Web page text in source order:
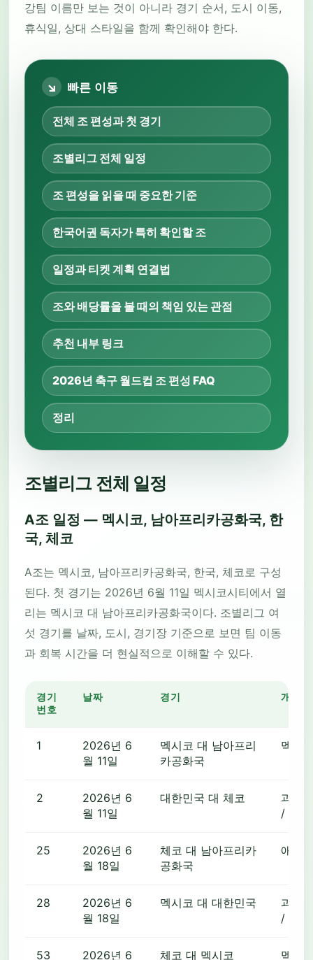
강팀 이름만 보는 것이 아니라 경기 순서, 도시 이동,
휴식일, 상대 스타일을 함께 확인해야 한다.
빠른 이동
전체 조 편성과 첫 경기
조별리그 전체 일정
조 편성을 읽을 때 중요한 기준
한국어권 독자가 특히 확인할 조
일정과 티켓 계획 연결법
조와 배당률을 볼 때의 책임 있는 관점
추천 내부 링크
2026년 축구 월드컵 조 편성 FAQ
정리
조별리그 전체 일정
A조 일정 — 멕시코, 남아프리카공화국, 한
국, 체코
A조는 멕시코, 남아프리카공화국, 한국, 체코로 구성
된다. 첫 경기는 2026년 6월 11일 멕시코시티에서 열
리는 멕시코 대 남아프리카공화국이다. 조별리그 여
섯 경기를 날짜, 도시, 경기장 기준으로 보면 팀 이동
과 회복 시간을 더 현실적으로 이해할 수 있다.
경기
번호
날짜 경기 개최
1
2026년 6
월 11일
멕시코 대 남아프리
카공화국
멕시
2
2026년 6
월 11일
대한민국 대 체코
과달
/ 사
25
2026년 6
월 18일
체코 대 남아프리카
공화국
애틀
28
2026년 6
월 18일
멕시코 대 대한민국
과달
/ 사
53
2026년 6
체코 대 멕시코 멕시